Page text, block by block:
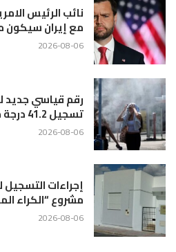
نائب الرئيس
مع إيران سيكون
2026-08-06
رقم قياسي جديد
تسجيل 41.2 درجة مئوية
2026-08-06
إجراءات
مشروع “الكراء
2026-08-06